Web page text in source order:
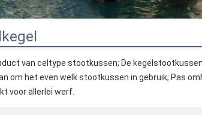
van celtype stootkussen; De
om het even welk stootkussen in gebruik; Pas
voor allerlei werf.